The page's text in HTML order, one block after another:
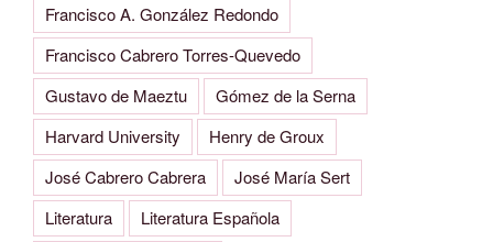
Francisco A. González Redondo
Francisco Cabrero Torres-Quevedo
Gustavo de Maeztu
Gómez de la Serna
Harvard University
Henry de Groux
José Cabrero Cabrera
José María Sert
Literatura
Literatura Española